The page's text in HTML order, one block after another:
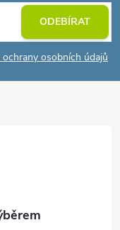
osobních údajů
ODEBÍRAT